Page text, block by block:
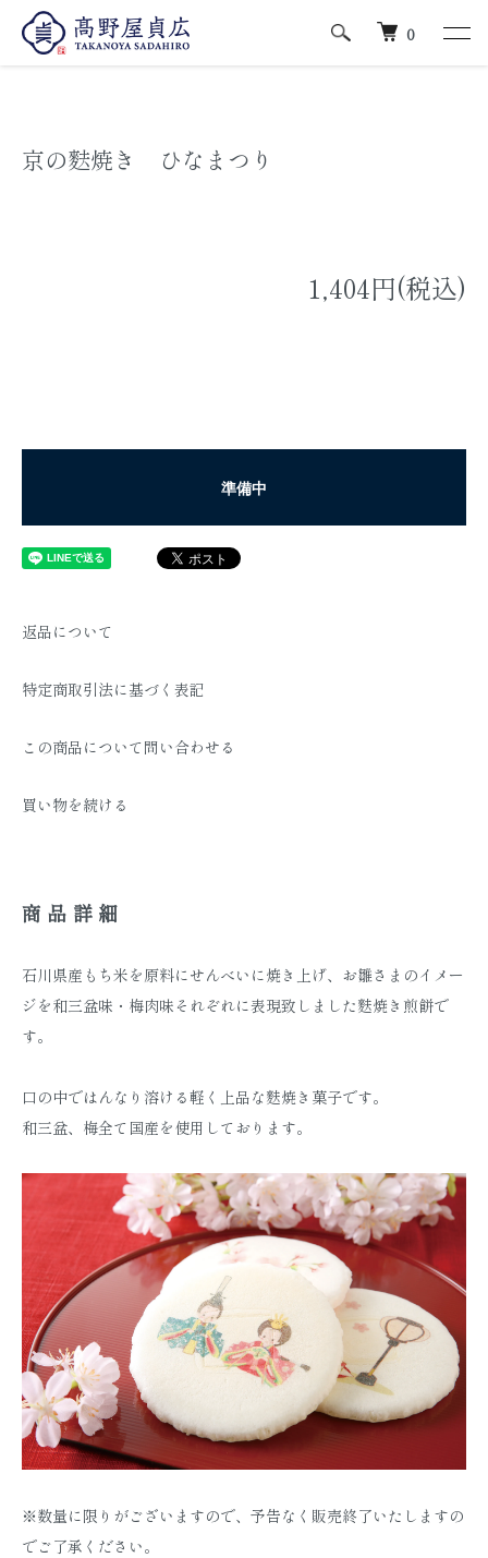
0
ホーム 行事菓子/おひな菓子
京の麩焼き ひなまつり
1,404円(税込)
準備中
返品について
特定商取引法に基づく表記
この商品について問い合わせる
買い物を続ける
商品詳細
石川県産もち米を原料にせんべいに焼き上げ、お雛さまのイメー
ジを和三盆味・梅肉味それぞれに表現致しました麩焼き煎餅で
す。
口の中ではんなり溶ける軽く上品な麩焼き菓子です。
和三盆、梅全て国産を使用しております。
※数量に限りがございますので、予告なく販売終了いたしますの
でご了承ください。